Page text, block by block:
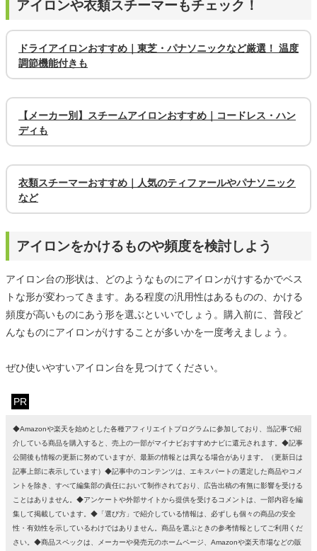
アイロンや衣類スチーマーもチェック！
ドライアイロンおすすめ｜東芝・パナソニックなど厳選！ 温度
調節機能付きも
【メーカー別】スチームアイロンおすすめ｜コードレス・ハン
ディも
衣類スチーマーおすすめ｜人気のティファールやパナソニック
など
アイロンをかけるものや頻度を検討しよう
アイロン台の形状は、どのようなものにアイロンがけするかでベス
トな形が変わってきます。ある程度の汎用性はあるものの、かける
頻度が高いものにあう形を選ぶといいでしょう。購入前に、普段ど
んなものにアイロンがけすることが多いかを一度考えましょう。
ぜひ使いやすいアイロン台を見つけてください。
PR
◆Amazonや楽天を始めとした各種アフィリエイトプログラムに参加しており、当記事で紹
介している商品を購入すると、売上の一部がマイナビおすすめナビに還元されます。◆記事
公開後も情報の更新に努めていますが、最新の情報とは異なる場合があります。（更新日は
記事上部に表示しています）◆記事中のコンテンツは、エキスパートの選定した商品やコメ
ントを除き、すべて編集部の責任において制作されており、広告出稿の有無に影響を受ける
ことはありません。◆アンケートや外部サイトから提供を受けるコメントは、一部内容を編
集して掲載しています。◆「選び方」で紹介している情報は、必ずしも個々の商品の安全
性・有効性を示しているわけではありません。商品を選ぶときの参考情報としてご利用くだ
さい。◆商品スペックは、メーカーや発売元のホームページ、Amazonや楽天市場などの販